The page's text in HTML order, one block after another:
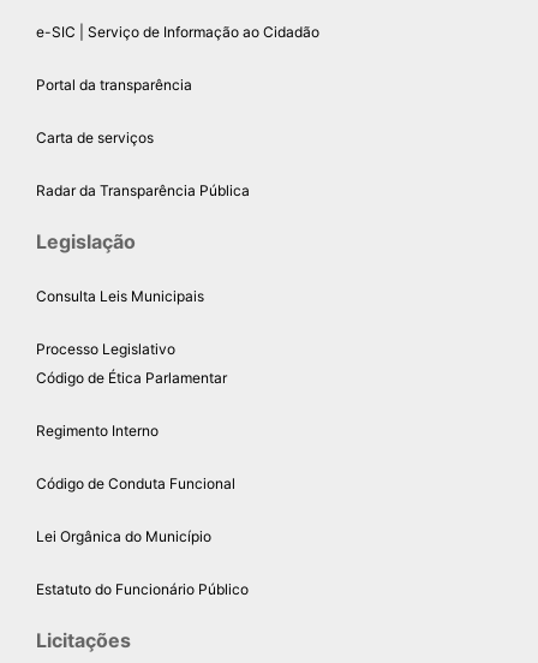
e-SIC | Serviço de Informação ao Cidadão
Portal da transparência
Carta de serviços
Radar da Transparência Pública
Legislação
Consulta Leis Municipais
Processo Legislativo
Código de Ética Parlamentar
Regimento Interno
Código de Conduta Funcional
Lei Orgânica do Município
Estatuto do Funcionário Público
Licitações